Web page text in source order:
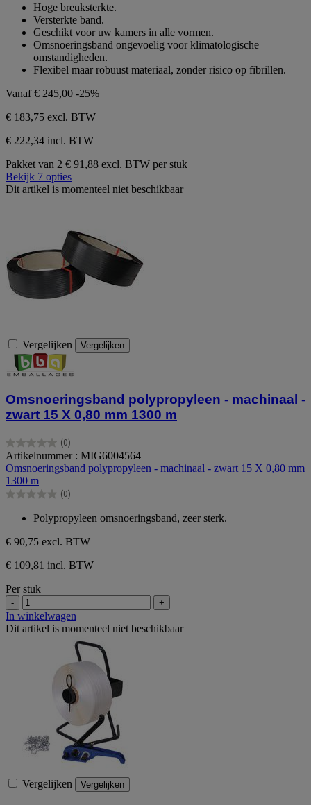
beoordelingen
sterren.
beoordelingen
Hoge breuksterkte.
Versterkte band.
Geschikt voor uw kamers in alle vormen.
Omsnoeringsband ongevoelig voor klimatologische
omstandigheden.
Flexibel maar robuust materiaal, zonder risico op fibrillen.
Vanaf€ 245,00 -25%
€ 183,75 excl. BTW
€ 222,34 incl. BTW
Pakket van 2 € 91,88 excl. BTW per stuk
Bekijk 7 opties
Dit artikel is momenteel niet beschikbaar
Vergelijken Vergelijken
Omsnoeringsband polypropyleen - machinaal -
zwart 15 X 0,80 mm 1300 m
(0)
0.0
van
de
5
sterren.
Artikelnummer : MIG6004564
Omsnoeringsband polypropyleen - machinaal - zwart 15 X 0,80 mm
1300 m
(0)
0.0
5
sterren.
Polypropyleen omsnoeringsband, zeer sterk.
€ 90,75 excl. BTW
€ 109,81 incl. BTW
Per stuk
- +
In winkelwagen
Dit artikel is momenteel niet beschikbaar
Vergelijken Vergelijken